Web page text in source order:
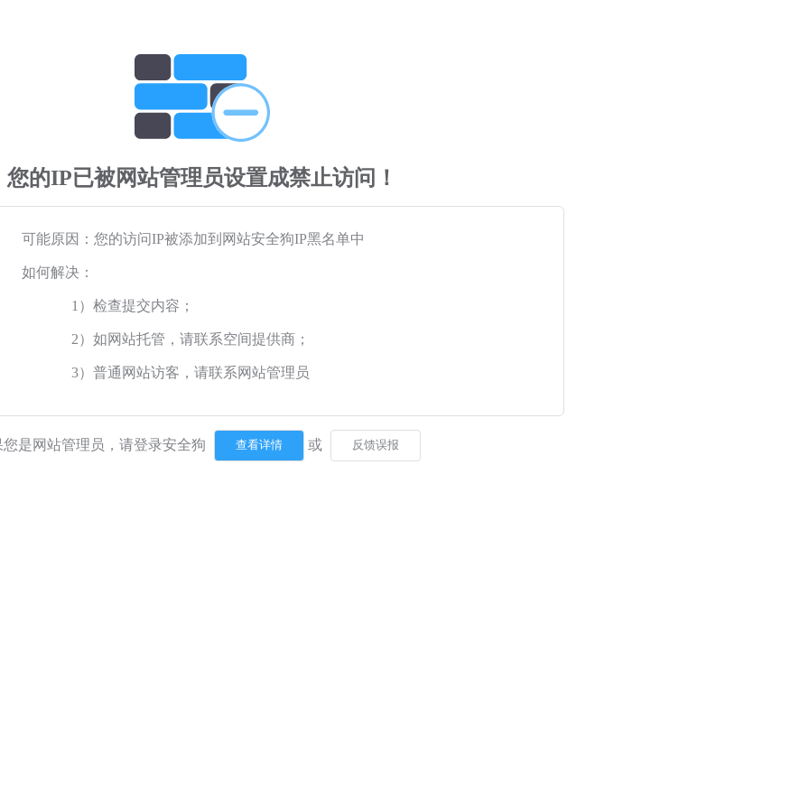
您的IP已被网站管理员设置成禁止访问！
可能原因：您的访问IP被添加到网站安全狗IP黑名单中
如何解决：
1）检查提交内容；
2）如网站托管，请联系空间提供商；
3）普通网站访客，请联系网站管理员
您是网站管理员，请登录安全狗 或